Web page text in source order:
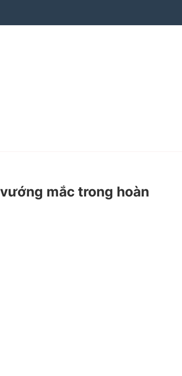
mắc trong hoàn